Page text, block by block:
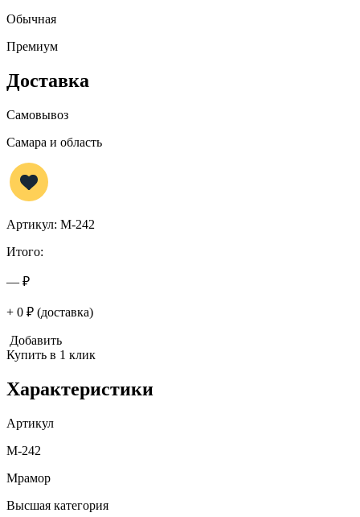
Обычная
Премиум
Доставка
Самовывоз
Самара и область
Артикул: M-242
Итого:
— ₽
+ 0 ₽ (доставка)
Добавить
Купить в 1 клик
Характеристики
Артикул
M-242
Мрамор
Высшая категория